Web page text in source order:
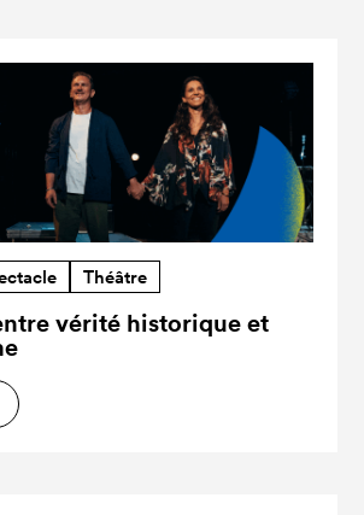
Théâtre
vérité historique et